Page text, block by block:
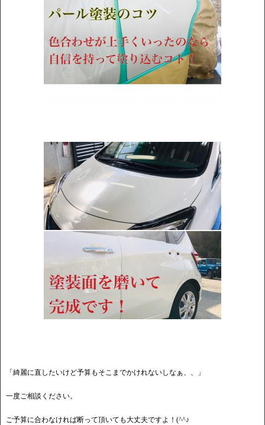
「綺麗に直したいけど予算もそこまでかけれないしなぁ、、」
一度ご相談ください。
ご予算に合わなければ断って頂いても大丈夫ですよ！(^^♪